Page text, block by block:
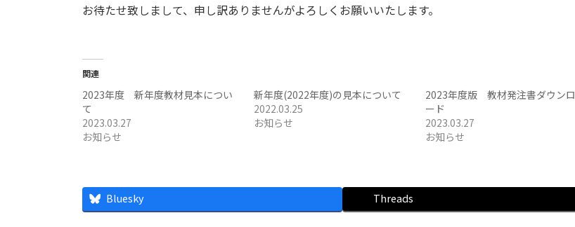
お待たせ致しまして、申し訳ありませんがよろしくお願いいたします。
関連
2023年度 新年度教材見本につい
て
2023.03.27
お知らせ
新年度(2022年度)の見本について
2022.03.25
お知らせ
2023年度版 教材発注書ダウンロ
ード
2023.03.27
お知らせ
Bluesky Threads